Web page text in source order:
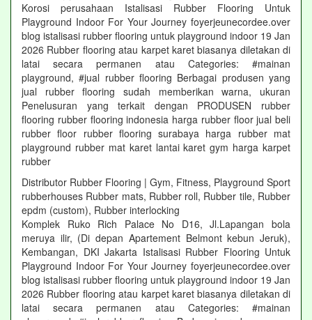
Korosi perusahaan Istalisasi Rubber Flooring Untuk
Playground Indoor For Your Journey foyerjeunecordee.over
blog istalisasi rubber flooring untuk playground indoor 19 Jan
2026 Rubber flooring atau karpet karet biasanya diletakan di
latai secara permanen atau Categories: #mainan
playground, #jual rubber flooring Berbagai produsen yang
jual rubber flooring sudah memberikan warna, ukuran
Penelusuran yang terkait dengan PRODUSEN rubber
flooring rubber flooring indonesia harga rubber floor jual beli
rubber floor rubber flooring surabaya harga rubber mat
playground rubber mat karet lantai karet gym harga karpet
rubber
Distributor Rubber Flooring | Gym, Fitness, Playground Sport
rubberhouses Rubber mats, Rubber roll, Rubber tile, Rubber
epdm (custom), Rubber interlocking
Komplek Ruko Rich Palace No D16, Jl.Lapangan bola
meruya ilir, (Di depan Apartement Belmont kebun Jeruk),
Kembangan, DKI Jakarta Istalisasi Rubber Flooring Untuk
Playground Indoor For Your Journey foyerjeunecordee.over
blog istalisasi rubber flooring untuk playground indoor 19 Jan
2026 Rubber flooring atau karpet karet biasanya diletakan di
latai secara permanen atau Categories: #mainan